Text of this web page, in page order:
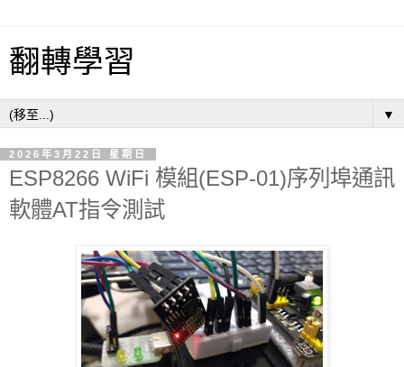
翻轉學習
▼
2026年3月22日 星期日
ESP8266 WiFi 模組(ESP-01)序列埠通訊
軟體AT指令測試